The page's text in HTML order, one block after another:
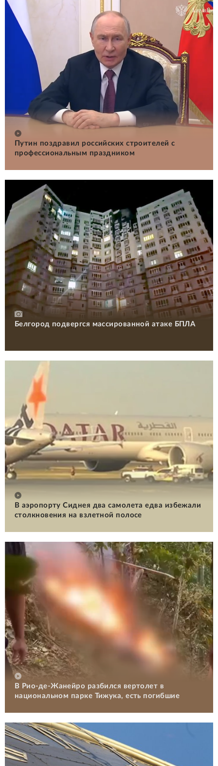
Путин поздравил российских строителей с
профессиональным праздником
Белгород подвергся массированной атаке БПЛА
В аэропорту Сиднея два самолета едва избежали
столкновения на взлетной полосе
В Рио-де-Жанейро разбился вертолет в
национальном парке Тижука, есть погибшие